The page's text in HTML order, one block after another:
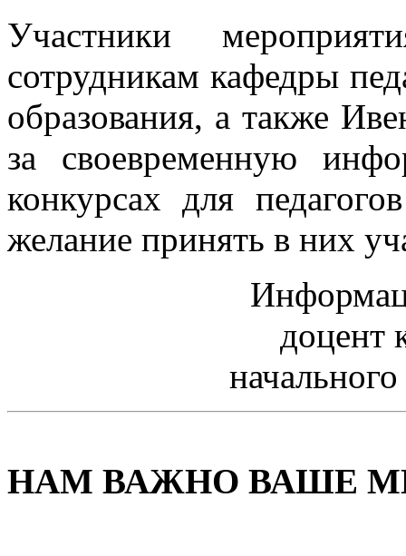
Участники
сотрудникам кафедры
образования, а также
за своевременную
конкурсах для
желание принять в них
доцент
НАМ ВАЖНО ВАШЕ